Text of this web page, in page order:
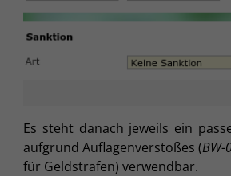
Es steht danach jeweils ein
aufgrund Auflagenverstoßes (BW-
für Geldstrafen) verwendbar.